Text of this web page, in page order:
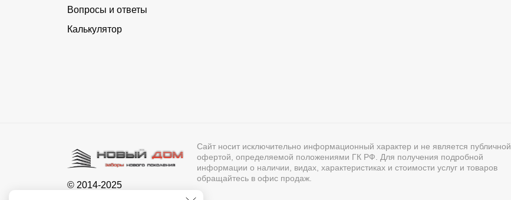
Вопросы и ответы
Калькулятор
© 2014-2025
Сайт носит исключительно информационный характер и не является публичной
офертой, определяемой положениями ГК РФ. Для получения подробной
информации о наличии, видах, характеристиках и стоимости услуг и товаров
обращайтесь в офис продаж.